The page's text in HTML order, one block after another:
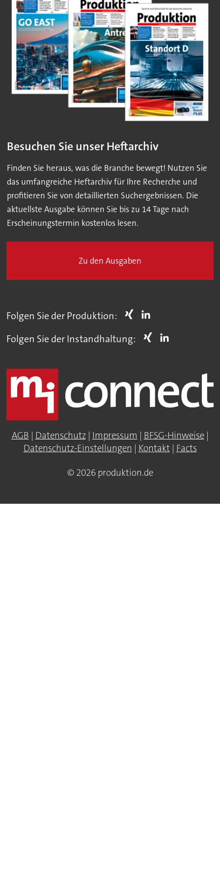
Besuchen Sie unser Heftarchiv
Finden Sie heraus, was die Branche bewegt! Nutzen Sie
das umfangreiche Heftarchiv für Ihre Recherche und
profitieren Sie von detaillierten Suchergebnissen. Die
aktuellste Ausgabe können Sie bis zu 14 Tage nach
Erscheinungstermin kostenlos lesen.
Zu den Ausgaben
Folgen Sie der Produktion:
Folgen Sie der Instandhaltung:
AGB | Datenschutz| Impressum | BFSG-Hinweise|
Datenschutz-Einstellungen | Kontakt| Facts
© 2026 produktion.de